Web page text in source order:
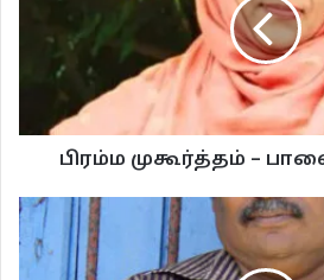
வீடு விற்ற பணத்தை வங்கியில் போட்டு
எடுக்கச் செல்வாள். சீனா கிழவி வெளியே
ஒன்று வங்கி, மற்றொன்று ரேஷன் கடை. பகுதி
குர்ஆன் சொல்லிக் கொடுத்தாள்.
சீனா கிழவியைத் தேடி யாரும் வந்ததில்லை.
எவ்வளவு முறை அழைத்தும் எங்கள்
வந்ததில்லை. தான் ஒரு துரதிர்ஷ்டம் பிடித்தவள்
பிரம்ம முகூர்த்தம் –